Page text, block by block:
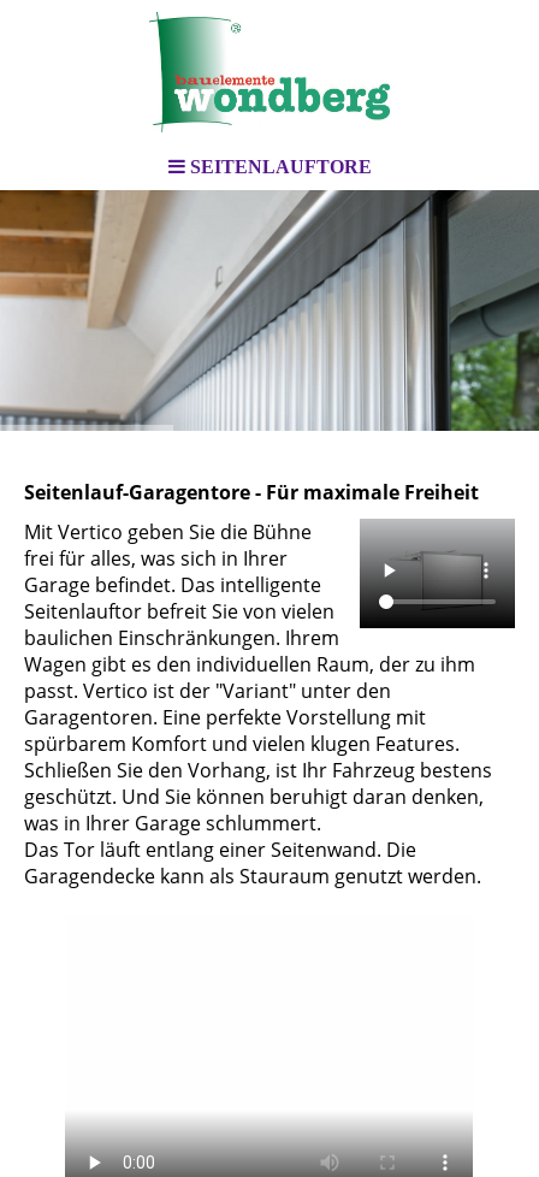
SEITENLAUFTORE
Seitenlauf-Garagentore - Für maximale Freiheit
Mit Vertico geben Sie die Bühne
frei für alles, was sich in Ihrer
Garage befindet. Das intelligente
Seitenlauftor befreit Sie von vielen
baulichen Einschränkungen. Ihrem
Wagen gibt es den individuellen Raum, der zu ihm
passt. Vertico ist der "Variant" unter den
Garagentoren. Eine perfekte Vorstellung mit
spürbarem Komfort und vielen klugen Features.
Schließen Sie den Vorhang, ist Ihr Fahrzeug bestens
geschützt. Und Sie können beruhigt daran denken,
was in Ihrer Garage schlummert.
Das Tor läuft entlang einer Seitenwand. Die
Garagendecke kann als Stauraum genutzt werden.